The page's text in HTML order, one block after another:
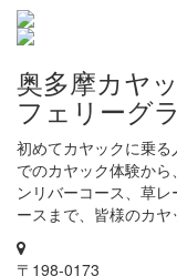
奥多摩カヤ
フェリーグ
初めてカヤックに乗
でのカヤック体験か
ンリバーコース、草
ースまで、皆様のカヤ
〒198-0173